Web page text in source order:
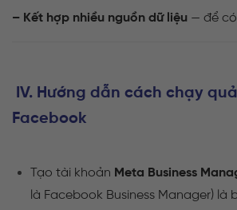
– Kết hợp nhiều nguồn dữ liệu — để
IV. Hướng dẫn cách chạy
Facebook
Tạo tài khoản Meta Business
là Facebook Business Manager) là